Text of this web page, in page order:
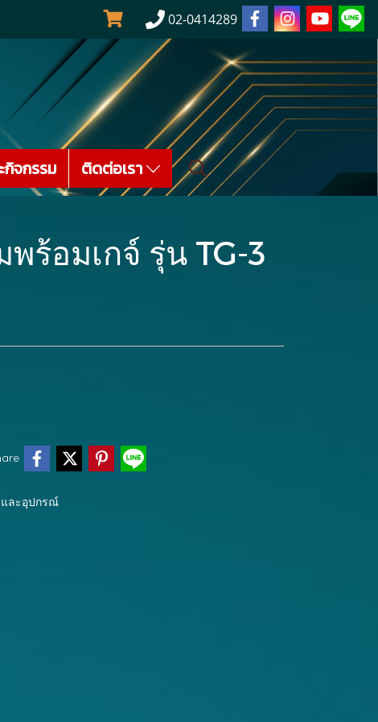
02-0414289
กิจกรรม ติดต่อเรา
ร้อมเกจ์ รุ่น TG-3
และอุปกรณ์